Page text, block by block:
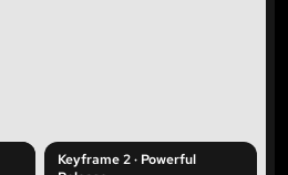
Keyframe 2 · Powerful